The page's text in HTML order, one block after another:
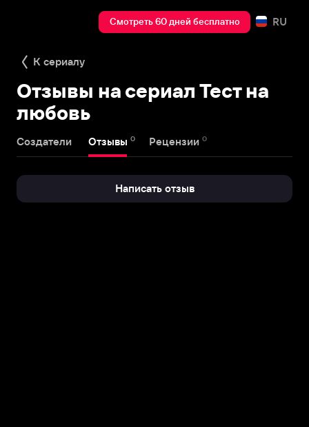
Смотреть 60 дней бесплатно RU
К сериалу
Отзывы на сериал Тест на
любовь
Создатели Отзывы 0 Рецензии 0
Написать отзыв